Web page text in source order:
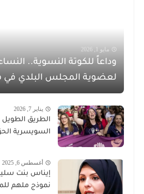
مايو 1, 2026
وداعاً للكوتة النسوية..
لعضوية المجلس البلدي في
يناير 7, 2026
الطريق الطويل
السويسرية
أغسطس 6, 2025
إيناس بنت
نموذج ملهم